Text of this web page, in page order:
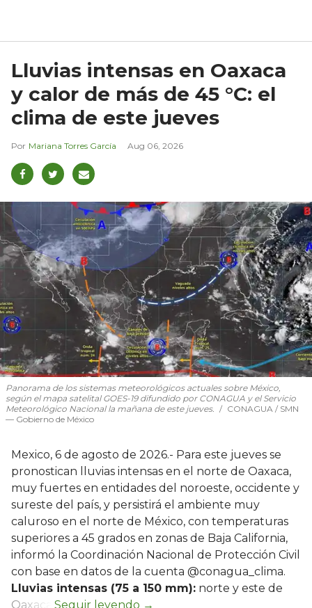
Lluvias intensas en Oaxaca
y calor de más de 45 °C: el
clima de este jueves
Mariana Torres García Aug 06, 2026
Panorama de los sistemas meteorológicos actuales sobre México,
según el mapa satelital GOES-19 difundido por CONAGUA y el Servicio
Meteorológico Nacional la mañana de este jueves.
CONAGUA / SMN
— Gobierno de México
Mexico, 6 de agosto de 2026.- Para este jueves se
pronostican lluvias intensas en el norte de Oaxaca,
muy fuertes en entidades del noroeste, occidente y
sureste del país, y persistirá el ambiente muy
caluroso en el norte de México, con temperaturas
superiores a 45 grados en zonas de Baja California,
informó la Coordinación Nacional de Protección Civil
con base en datos de la cuenta @conagua_clima.
Lluvias intensas (75 a 150 mm): norte y este de
Oaxaca.